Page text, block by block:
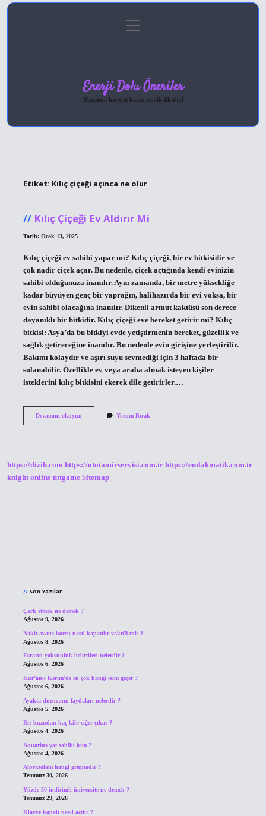
Gizlilik Politikası
menüyü
aç
Enerji Dolu Öneriler
Hayatına hareket katan pratik fikirler!
Etiket: Kılıç çiçeği açınca ne olur
Kılıç Çiçeği Ev Aldırır Mi
Tarih: Ocak 13, 2025
Kılıç çiçeği ev sahibi yapar mı? Kılıç çiçeği, bir ev bitkisidir ve
çok nadir çiçek açar. Bu nedenle, çiçek açtığında kendi evinizin
sahibi olduğunuza inanılır. Aynı zamanda, bir metre yüksekliğe
kadar büyüyen genç bir yaprağın, halihazırda bir evi yoksa, bir
evin sahibi olacağına inanılır. Dikenli armut kaktüsü son derece
dayanıklı bir bitkidir. Kılıç çiçeği eve bereket getirir mi? Kılıç
bitkisi: Asya’da bu bitkiyi evde yetiştirmenin bereket, güzellik ve
sağlık getireceğine inanılır. Bu nedenle evin girişine yerleştirilir.
Bakımı kolaydır ve aşırı suyu sevmediği için 3 haftada bir
sulanabilir. Özellikle ev veya araba almak isteyen kişiler
isteklerini kılıç bitkisini ekerek dile getirirler.…
Devamını okuyunKılıç
Yorum Bırak
https://dizih.com https://ototamirservisi.com.tr https://emlakmatik.com.tr
knight online nttgame Sitemap
Son Yazılar
Çark etmek ne demek ?
Ağustos 9, 2026
Nakit avans borcu nasıl kapatılır vakıfBank ?
Ağustos 8, 2026
Esrarın yoksunluk belirtileri nelerdir ?
Ağustos 6, 2026
Kur’an-ı Kerim’de en çok hangi isim geçer ?
Ağustos 6, 2026
Ayakta durmanın faydaları nelerdir ?
Ağustos 5, 2026
Bir kuzudan kaç kilo ciğer çıkar ?
Ağustos 4, 2026
Aquarius yat sahibi kim ?
Ağustos 4, 2026
Alprazolam hangi gruptadır ?
Temmuz 30, 2026
Yüzde 50 indirimli üniversite ne demek ?
Temmuz 29, 2026
Klavye kapalı nasıl açılır ?